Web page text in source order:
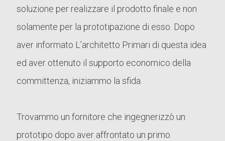
soluzione per realizzare il prodotto finale e non
solamente per la prototipazione di esso. Dopo
aver informato L’architetto Primari di questa idea
ed aver ottenuto il supporto economico della
committenza, iniziammo la sfida.
Trovammo un fornitore che ingegnerizzò un
prototipo dopo aver affrontato un primo